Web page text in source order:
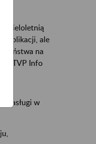
wieloletnią
publikacji, ale
państwa na
TVP Info
zasługi w